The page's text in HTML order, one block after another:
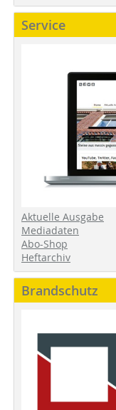
Service
Aktuelle Ausgabe
Mediadaten
Abo-Shop
Heftarchiv
Brandschutz